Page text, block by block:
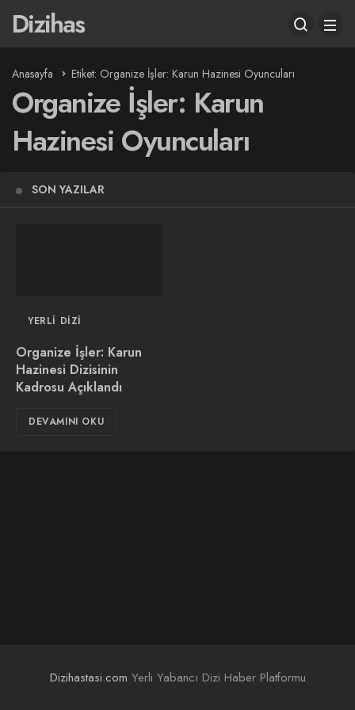
Dizihas
Anasayfa Etiket: Organize İşler: Karun Hazinesi Oyuncuları
Organize İşler: Karun
Hazinesi Oyuncuları
SON YAZILAR
YERLI DIZI
Organize İşler: Karun
Hazinesi Dizisinin
Kadrosu Açıklandı
DEVAMINI OKU
Dizihastasi.com Yerli Yabancı Dizi Haber Platformu